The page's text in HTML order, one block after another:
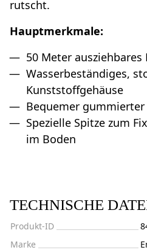
rutscht.
Hauptmerkmale:
50 Meter ausziehbares
Wasserbeständiges,
Kunststoffgehäuse
Bequemer
Spezielle Spitze zum
im Boden
TECHNISCHE
Produkt-ID
Marke